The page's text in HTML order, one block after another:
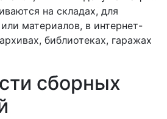
на складах, для
материалов, в интернет-
библиотеках, гаражах
сборных